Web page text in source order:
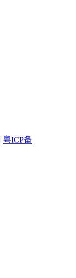
粤ICP备